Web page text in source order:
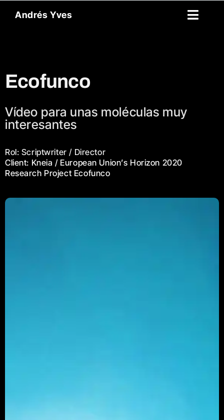
Andrés Yves
Acerca de mí
Archivo
Contacto
Ecofunco
Vídeo para unas moléculas muy
interesantes
Rol: Scriptwriter / Director
Client: Kneia / European Union’s Horizon 2020
Research Project Ecofunco